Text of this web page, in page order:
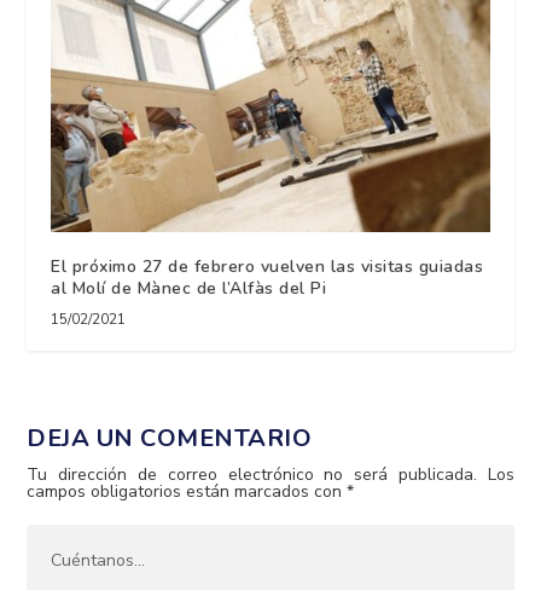
El próximo 27 de febrero vuelven las visitas guiadas
al Molí de Mànec de l’Alfàs del Pi
15/02/2021
DEJA UN COMENTARIO
Tu dirección de correo electrónico no será publicada. Los
campos obligatorios están marcados con*